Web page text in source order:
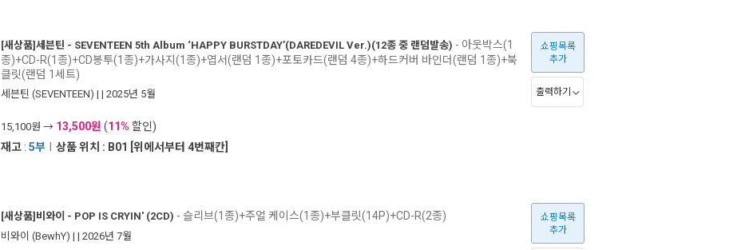
[새상품] 세븐틴 - SEVENTEEN 5th Album ‘HAPPY BURSTDAY’(DAREDEVIL Ver.)(12종 중 랜덤발송) - 아웃박스(1
종)+CD-R(1종)+CD봉투(1종)+가사지(1종)+엽서(랜덤 1종)+포토카드(랜덤 4종)+하드커버 바인더(랜덤 1종)+북
클릿(랜덤 1세트)
세븐틴 (SEVENTEEN) | | 2025년 5월
15,100원 → 13,500원 (11% 할인)
재고 : 5부 상품 위치 : B01 [위에서부터 4번째칸]
쇼핑목록
추가
출력하기
[새상품] 비와이 - POP IS CRYIN' (2CD) - 슬리브(1종)+주얼 케이스(1종)+부클릿(14P)+CD-R(2종)
비와이 (BewhY) | | 2026년 7월
쇼핑목록
추가